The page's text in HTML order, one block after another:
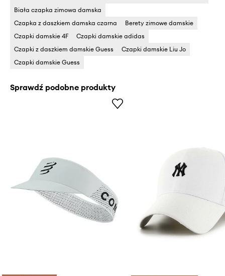
Biała czapka zimowa damska
Czapka z daszkiem damska czarna
Berety zimowe damskie
Czapki damskie 4F
Czapki damskie adidas
Czapki z daszkiem damskie Guess
Czapki damskie Liu Jo
Czapki damskie Guess
Sprawdź podobne produkty